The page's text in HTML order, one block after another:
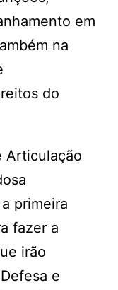
em
na
do
Articulação
primeira
fazer a
irão
e